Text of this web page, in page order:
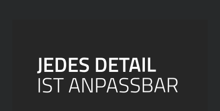
JEDES DETAIL
IST ANPASSBAR